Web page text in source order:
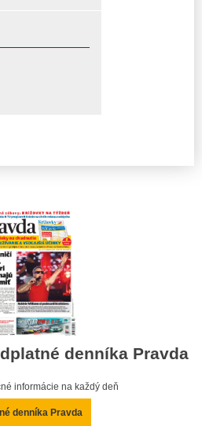
denníka Pravda
informácie na každý deň
denníka Pravda